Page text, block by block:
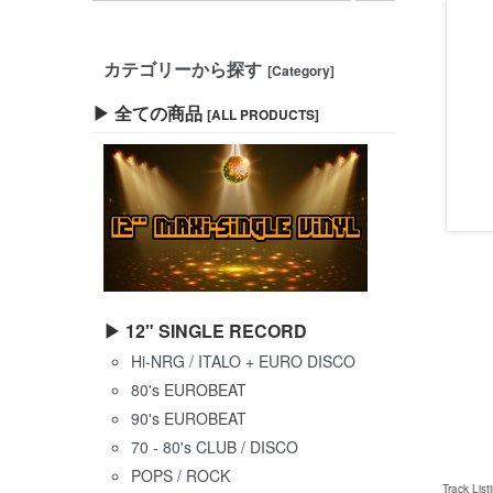
Track
カテゴリーから探す [Category]
▶ 全ての商品 [ALL PRODUCTS]
▶ 12" SINGLE RECORD
Hi-NRG / ITALO + EURO DISCO
80's EUROBEAT
90's EUROBEAT
70 - 80's CLUB / DISCO
POPS / ROCK